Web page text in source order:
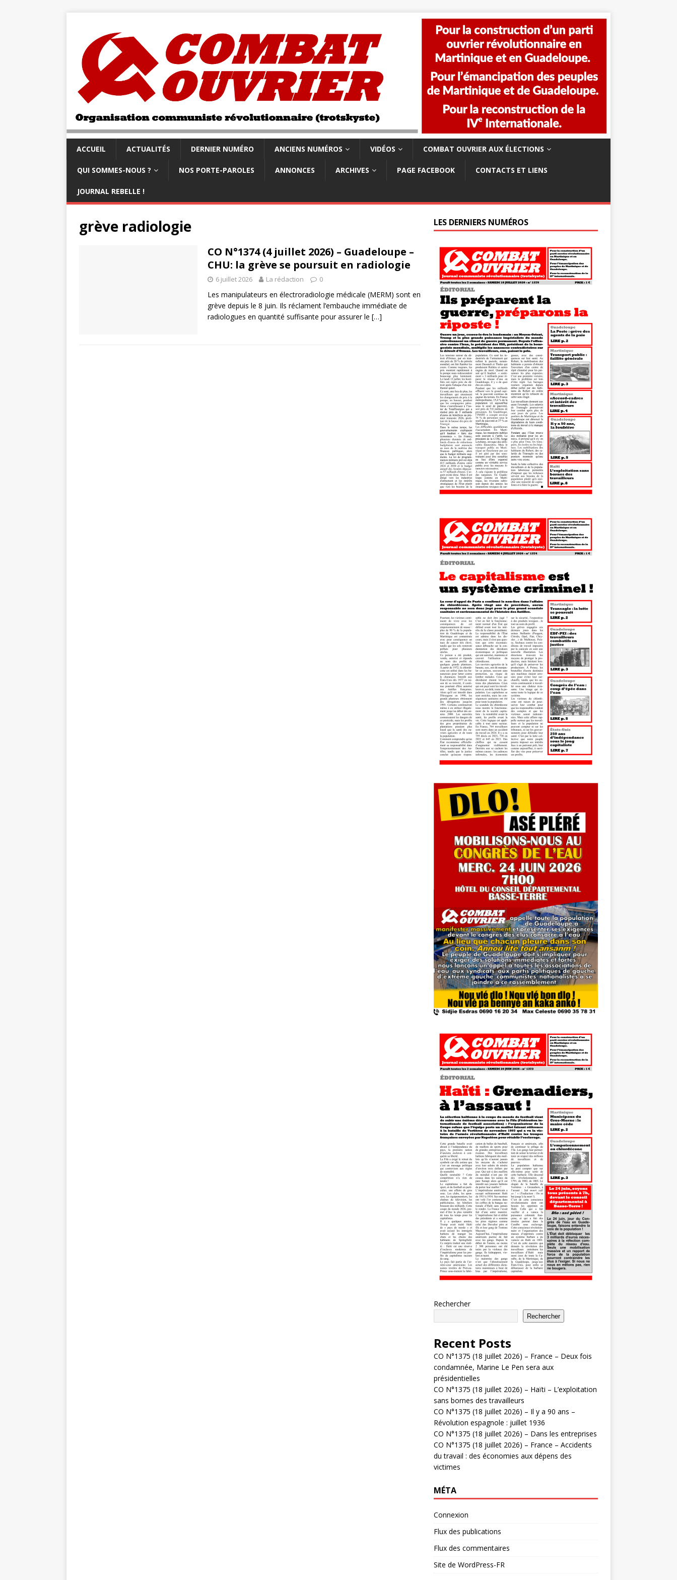
ACCUEIL ACTUALITÉS DERNIER NUMÉRO ANCIENS NUMÉROS VIDÉOS COMBAT OUVRIER AUX ÉLECTIONS
QUI SOMMES-NOUS ? NOS PORTE-PAROLES ANNONCES ARCHIVES PAGE FACEBOOK CONTACTS ET LIENS
JOURNAL REBELLE !
grève radiologie
CO N°1374 (4 juillet 2026) – Guadeloupe –
CHU: la grève se poursuit en radiologie
6 juillet 2026 La rédaction 0
Les manipulateurs en électroradiologie médicale (MERM) sont en
grève depuis le 8 juin. Ils réclament l’embauche immédiate de
radiologues en quantité suffisante pour assurer le […]
LES DERNIERS NUMÉROS
Rechercher
Rechercher
Recent Posts
CO N°1375 (18 juillet 2026) – France – Deux fois
condamnée, Marine Le Pen sera aux
présidentielles
CO N°1375 (18 juillet 2026) – Haïti – L’exploitation
sans bornes des travailleurs
CO N°1375 (18 juillet 2026) – Il y a 90 ans –
Révolution espagnole : juillet 1936
CO N°1375 (18 juillet 2026) – Dans les entreprises
CO N°1375 (18 juillet 2026) – France – Accidents
du travail : des économies aux dépens des
victimes
MÉTA
Connexion
Flux des publications
Flux des commentaires
Site de WordPress-FR